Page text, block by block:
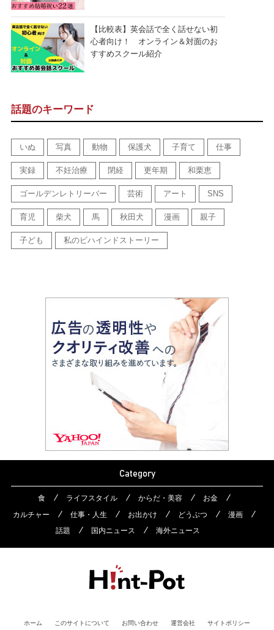
【比較表】英会話で全く話せない初
心者向け！ オンライン＆対面のお
すすめスクール紹介
話題のキーワード
いぬ 写真 動物 保護犬 子育て 仕事
実録 不妊治療 閉経 更年期 和栗恵
ゴールデンレトリーバー 芸術 アート SNS
育児 柴犬 馬 秋田犬 漫画 親子
子ども 私のビハインドストーリー
Category
食 ライフスタイル からだ・美容
お金
カルチャー
仕事・人生 お出かけ どうぶつ
漫画
話題
国内ニュース 海外ニュース
ホーム このサイトについて お問い合わせ 運営会社 サイトポリシー